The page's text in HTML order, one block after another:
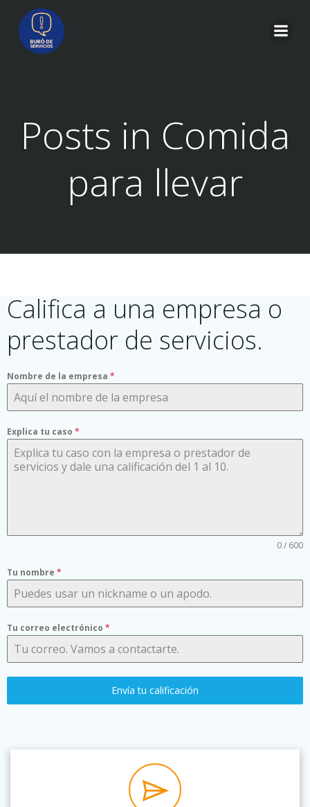
Posts in Comida
para llevar
Califica a una empresa o
prestador de servicios.
Nombre de la empresa *
Explica tu caso *
0 / 600
Tu nombre *
Tu correo electrónico *
Envía tu calificación